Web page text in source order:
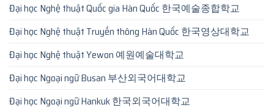
Đại học Nghệ thuật Quốc gia Hàn Quốc 한국예술종합학교
Đại học Nghệ thuật Truyền thông Hàn Quốc 한국영상대학교
Đại học Nghệ thuật Yewon 예원예술대학교
Đại học Ngoại ngữ Busan 부산외국어대학교
Đại học Ngoại ngữ Hankuk 한국외국어대학교